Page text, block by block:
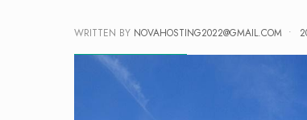
WRITTEN BY NOVAHOSTING2022@GMAIL.COM •